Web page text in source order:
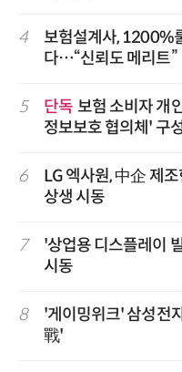
4
보험설계사, 1200%
다…“신뢰도 메리트”
5 단독 보험 소비자 개
정보보호 협의체' 구
6
LG 엑사원, 中企 제
상생 시동
7
'상업용 디스플레이
시동
8
'게이밍위크' 삼성전
戰'